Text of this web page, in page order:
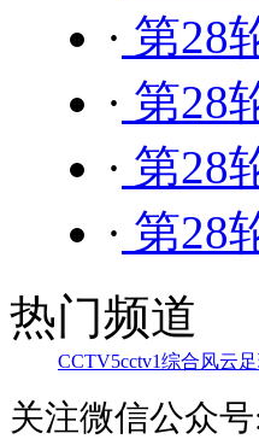
· 第28
· 第28
· 第28
· 第28
热门频道
CCTV5cctv1综合风云
关注微信公众